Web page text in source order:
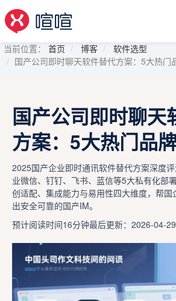
当前位置： 首页 博客
软件选型
国产公司即时聊天软件替代方案：5大热门
国产公司即时聊天
方案：5大热门品
2025国产企业即时通讯软件替代方案深度
业微信、钉钉、飞书、蓝信等5大私有化部
创适配、集成能力与易用性四大维度，帮
出安全可靠的国产IM。
预计阅读时间16分钟最后更新：2026-04-29